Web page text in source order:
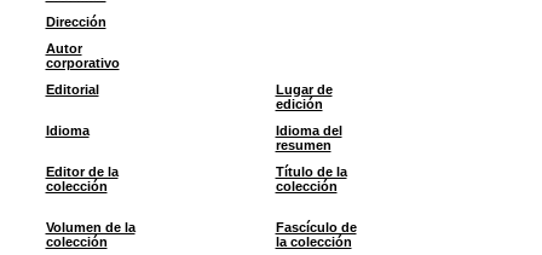
Dirección
Autor
corporativo
Editorial
Lugar de
edición
Idioma
Idioma del
resumen
Editor de la
colección
Título de la
colección
Volumen de la
colección
Fascículo de
la colección